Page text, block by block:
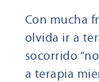
Con mucha
olvida ir a
socorrido
a terapia